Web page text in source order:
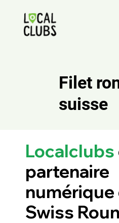
Filet
suisse
Localclubs
partenaire
Swiss